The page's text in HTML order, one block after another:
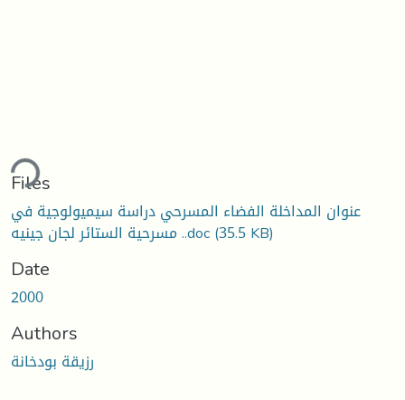
Files
عنوان المداخلة الفضاء المسرحي دراسة سيميولوجية في
مسرحية الستائر لجان جينيه ..doc(35.5 KB)
Date
2000
Authors
رزيقة بودخانة